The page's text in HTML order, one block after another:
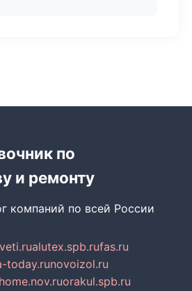
по
и ремонту
компаний по всей России
alutex.spb.rufas.ru
today.runovoizol.ru
orakul.spb.ru